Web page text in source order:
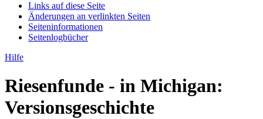
Links auf diese Seite
Änderungen an verlinkten Seiten
Seiten­informationen
Seitenlogbücher
Hilfe
Riesenfunde - in Michigan:
Versionsgeschichte